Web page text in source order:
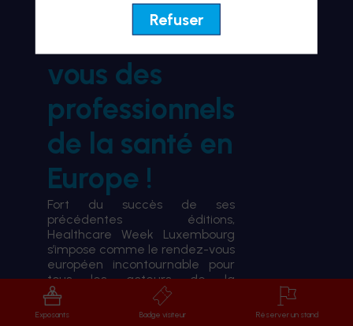
BIENVENUE À HWL26
le rendez-
vous des
professionnels
de la santé en
Europe !
Fort du succès de ses
précédentes éditions,
Healthcare Week Luxembourg
s’impose comme le rendez-vous
européen incontournable pour
tous les acteurs de la
transformation du système de
santé.
Exposants Badge visiteur Réserver un stand
Refuser